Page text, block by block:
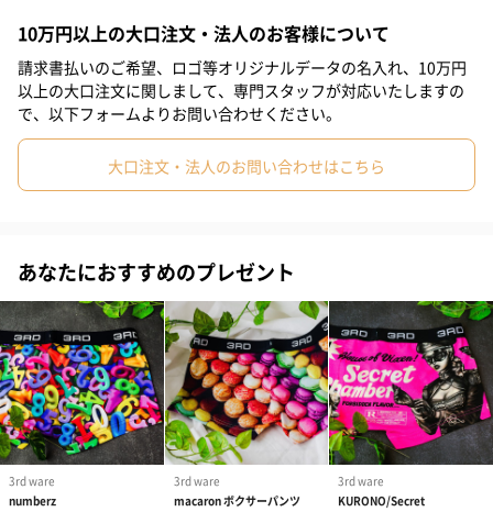
お届けボックスオプション
配送用のダンボールを装飾いたします。お相手のご住所に直接お
送りする際に人気のオプションです。お相手に直接手渡しする場
合は、紙袋との併用もおすすめです。
ダンボール装飾（ひま
わり）（720円）
ダンボール装飾（チュ
ーリップ）（720円）
ダンボール装
イトピンク×
ト）（580円）
紙袋
お渡し用の紙袋です。
10万円以上の大口注文・法人のお客様について
請求書払いのご希望、ロゴ等オリジナルデータの名入れ、10万円
以上の大口注文に関しまして、専門スタッフが対応いたしますの
で、以下フォームよりお問い合わせください。
大口注文・法人のお問い合わせはこちら
あなたにおすすめのプレゼント